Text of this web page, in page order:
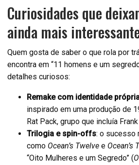
Curiosidades que
ainda mais
Quem gosta de saber o que rola por
encontra em “11 homens e um
detalhes curiosos:
Remake com identidade
inspirado em uma produção de
Rat Pack, grupo que incluía
Trilogia e spin-offs: o sucesso
como Ocean’s Twelve e Ocean’s
“Oito Mulheres e um Segredo” (